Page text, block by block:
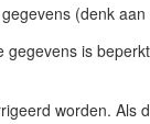
(denk aan
is
worden. Als